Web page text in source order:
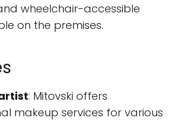
wheelchair-accessible
on the premises.
: Mitovski offers
makeup services for various